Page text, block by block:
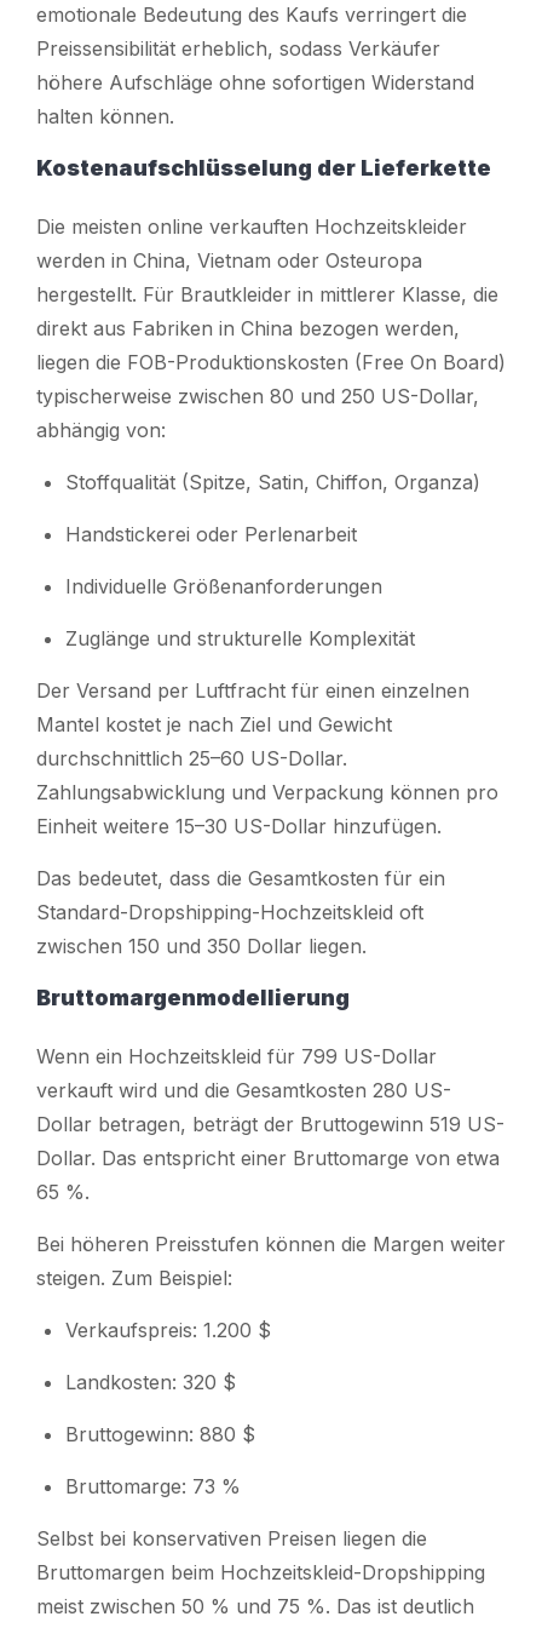
emotionale Bedeutung des Kaufs verringert die
Preissensibilität erheblich, sodass Verkäufer
höhere Aufschläge ohne sofortigen Widerstand
halten können.
Kostenaufschlüsselung der Lieferkette
Die meisten online verkauften Hochzeitskleider
werden in China, Vietnam oder Osteuropa
hergestellt. Für Brautkleider in mittlerer Klasse, die
direkt aus Fabriken in China bezogen werden,
liegen die FOB-Produktionskosten (Free On Board)
typischerweise zwischen 80 und 250 US-Dollar,
abhängig von:
Stoffqualität (Spitze, Satin, Chiffon, Organza)
Handstickerei oder Perlenarbeit
Individuelle Größenanforderungen
Zuglänge und strukturelle Komplexität
Der Versand per Luftfracht für einen einzelnen
Mantel kostet je nach Ziel und Gewicht
durchschnittlich 25–60 US-Dollar.
Zahlungsabwicklung und Verpackung können pro
Einheit weitere 15–30 US-Dollar hinzufügen.
Das bedeutet, dass die Gesamtkosten für ein
Standard-Dropshipping-Hochzeitskleid oft
zwischen 150 und 350 Dollar liegen.
Bruttomargenmodellierung
Wenn ein Hochzeitskleid für 799 US-Dollar
verkauft wird und die Gesamtkosten 280 US-
Dollar betragen, beträgt der Bruttogewinn 519 US-
Dollar. Das entspricht einer Bruttomarge von etwa
65 %.
Bei höheren Preisstufen können die Margen weiter
steigen. Zum Beispiel:
Verkaufspreis: 1.200 $
Landkosten: 320 $
Bruttogewinn: 880 $
Bruttomarge: 73 %
Selbst bei konservativen Preisen liegen die
Bruttomargen beim Hochzeitskleid-Dropshipping
meist zwischen 50 % und 75 %. Das ist deutlich